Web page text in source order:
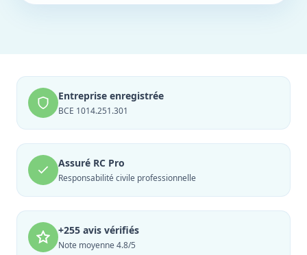
Entreprise enregistrée
BCE 1014.251.301
Assuré RC Pro
Responsabilité civile professionnelle
+255 avis vérifiés
Note moyenne 4.8/5